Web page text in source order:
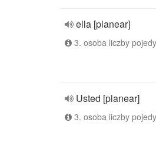
ella [planear]
3. osoba liczby
Usted [planear]
3. osoba liczby